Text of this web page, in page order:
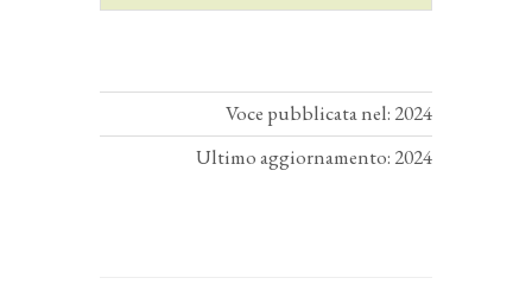
Voce pubblicata nel: 2024
Ultimo aggiornamento: 2024